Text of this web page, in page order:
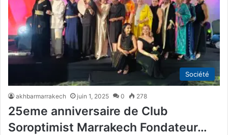
Société
akhbarmarrakech juin 1, 2025 0 278
25eme anniversaire de Club
Soroptimist Marrakech Fondateur…